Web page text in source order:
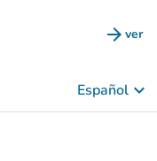
arrow_forward ver
Español keyboard_arrow_down